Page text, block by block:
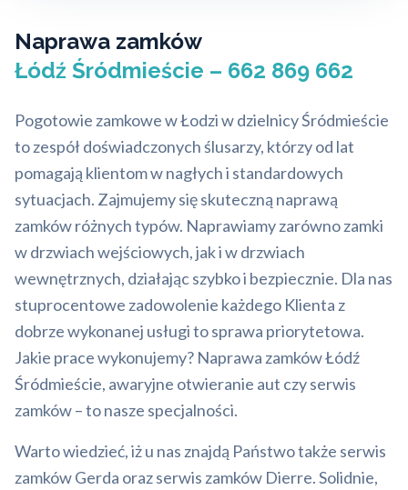
Naprawa zamków
Łódź Śródmieście – 662 869 662
Pogotowie zamkowe w Łodzi w dzielnicy Śródmieście
to zespół doświadczonych ślusarzy, którzy od lat
pomagają klientom w nagłych i standardowych
sytuacjach. Zajmujemy się skuteczną naprawą
zamków różnych typów. Naprawiamy zarówno zamki
w drzwiach wejściowych, jak i w drzwiach
wewnętrznych, działając szybko i bezpiecznie. Dla nas
stuprocentowe zadowolenie każdego Klienta z
dobrze wykonanej usługi to sprawa priorytetowa.
Jakie prace wykonujemy? Naprawa zamków Łódź
Śródmieście, awaryjne otwieranie aut czy serwis
zamków – to nasze specjalności.
Warto wiedzieć, iż u nas znajdą Państwo także serwis
zamków Gerda oraz serwis zamków Dierre. Solidnie,